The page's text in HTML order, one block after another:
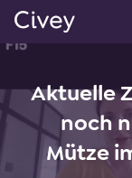
p
t
i
n
Aktuelle
noch
Mütze